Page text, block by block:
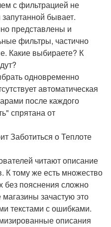
с фильтрацией не
бывает.
представлены и
фильтры, частично
Какие выбираете? К
одновременно
автоматическая
после каждого
спрятана от
Заботиться о Теплоте
читают описание
К тому же есть множество
без пояснения сложно
зачастую это
текстами с ошибками.
описания